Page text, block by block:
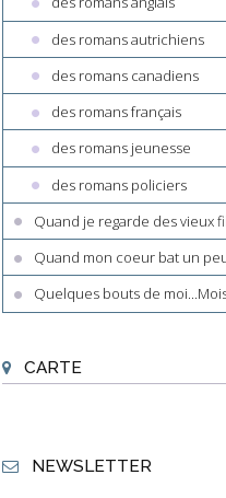
des romans autrichiens
des romans canadiens
des romans français
des romans jeunesse
des romans policiers
Quand je regarde des vieux
Quand mon coeur bat un
Quelques bouts de
CARTE
NEWSLETTER